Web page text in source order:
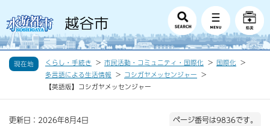
現在地 くらし・手続き 市民活動・コミュニティ・国際化
国際化
多言語による生活情報
コシガヤメッセンジャー
【英語版】コシガヤメッセンジャー
更新日：2026年8月4日 ページ番号は9836です。